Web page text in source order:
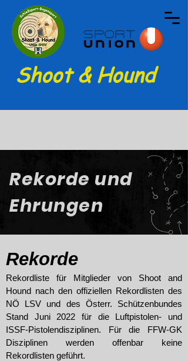
Shoot & Hound
Rekorde und
Ehrungen
Rekorde
Rekordliste für Mitglieder von Shoot and
Hound nach den offiziellen Rekordlisten des
NÖ LSV und des Österr. Schützenbundes
Stand Juni 2022 für die Luftpistolen- und
ISSF-Pistolendisziplinen. Für die FFW-GK
Disziplinen werden offenbar keine
Rekordlisten geführt.